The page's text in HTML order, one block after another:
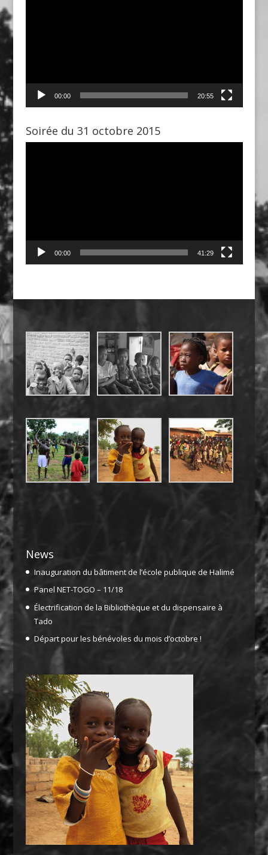
00:00 20:55
Soirée du 31 octobre 2015
00:00 41:29
News
Inauguration du bâtiment de l’école publique de Halimé
Panel NET-TOGO – 11/18
Électrification de la Bibliothèque et du dispensaire à
Tado
Départ pour les bénévoles du mois d’octobre !